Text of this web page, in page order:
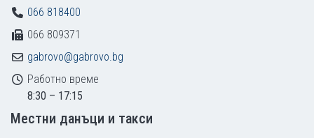
066 818400
066 809371
gabrovo@gabrovo.bg
Работно време
8:30 – 17:15
Местни данъци и такси